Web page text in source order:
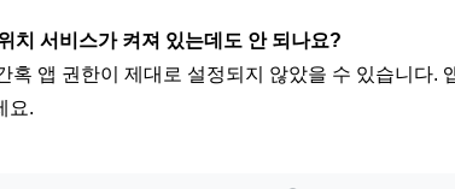
치 서비스가 켜져 있는데도 안 되나요?
혹 앱 권한이 제대로 설정되지 않았을 수 있습니다.
요.